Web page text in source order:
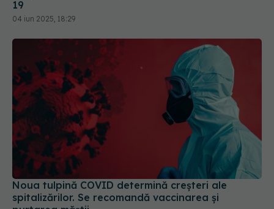
Noua tulpină COVID determină creșteri ale
spitalizărilor. Se recomandă vaccinarea și
purtarea măștii
06 iun 2025, 16:44